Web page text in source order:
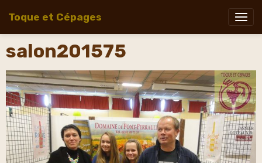
Toque et Cépages
salon201575